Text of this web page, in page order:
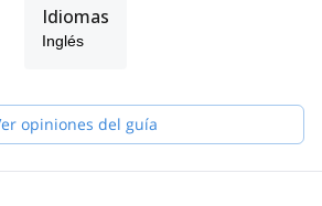
to exceed tourist expectations. All our
i.e. hard-working local porters and
in order to eradicate poverty.
WE are the guides and we always
Idiomas
Inglés
opiniones del guía